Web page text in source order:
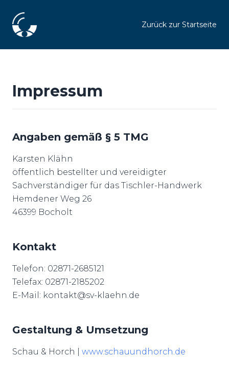
Zurück zur Startseite
Impressum
Angaben gemäß § 5 TMG
Karsten Klähn
öffentlich bestellter und vereidigter
Sachverständiger für das Tischler-Handwerk
Hemdener Weg 26
46399 Bocholt
Kontakt
Telefon: 02871-2685121
Telefax: 02871-2185202
E-Mail: kontakt@sv-klaehn.de
Gestaltung & Umsetzung
Schau & Horch | www.schauundhorch.de